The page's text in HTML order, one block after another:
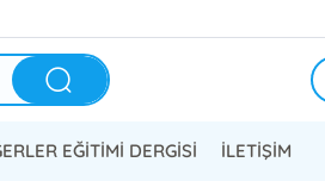
EĞİTİMİ DERGİSİ İLETİŞİM